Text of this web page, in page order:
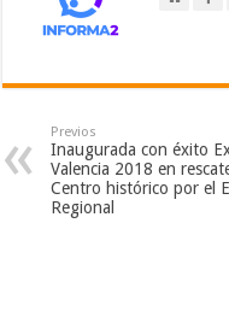
Previos
Inaugurada con éxito
Valencia 2018 en
Centro histórico por el
Regional